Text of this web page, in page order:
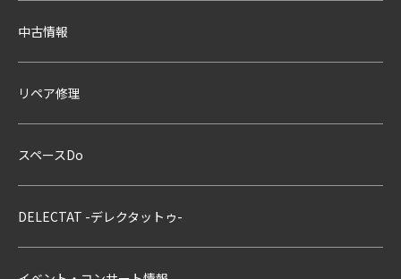
中古情報
リペア修理
スペースDo
DELECTAT -デレクタットゥ-